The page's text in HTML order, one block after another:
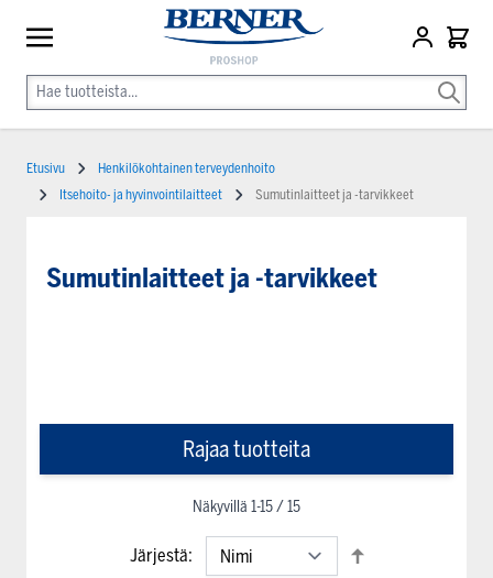
Etusivu
Henkilökohtainen terveydenhoito
Itsehoito- ja hyvinvointilaitteet
Sumutinlaitteet ja -tarvikkeet
Sumutinlaitteet ja -tarvikkeet
Rajaa tuotteita
Näkyvillä 1-15/15
Järjestä: